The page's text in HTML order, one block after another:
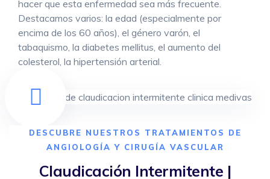
hacer que esta enfermedad sea más frecuente.
Destacamos varios: la edad (especialmente por
encima de los 60 años), el género varón, el
tabaquismo, la diabetes mellitus, el aumento del
colesterol, la hipertensión arterial.
DESCUBRE NUESTROS TRATAMIENTOS DE
ANGIOLOGÍA Y CIRUGÍA VASCULAR
Claudicación Intermitente |